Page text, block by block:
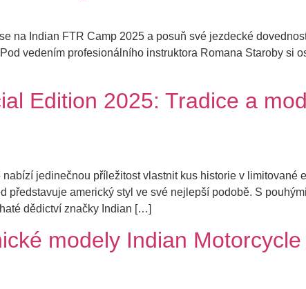
na Indian FTR Camp 2025 a posuň své jezdecké
vedením profesionálního instruktora Romana Staroby si
Edition 2025: Tradice a
jedinečnou příležitost vlastnit kus historie v limitované
představuje americký styl ve své nejlepší podobě. S
dědictví značky Indian […]
modely Indian